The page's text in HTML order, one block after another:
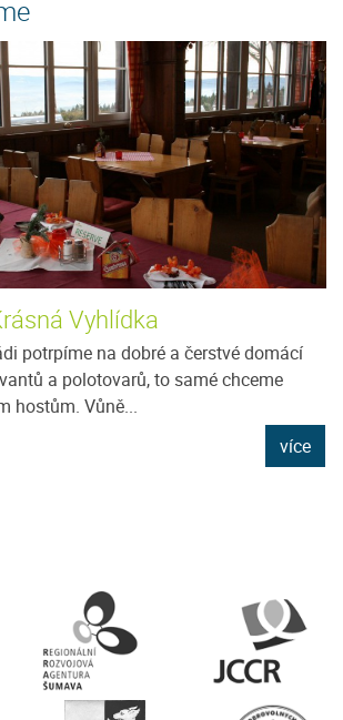
Vyhlídka
potrpíme na dobré a čerstvé domácí
a polotovarů, to samé chceme
hostům. Vůně...
více